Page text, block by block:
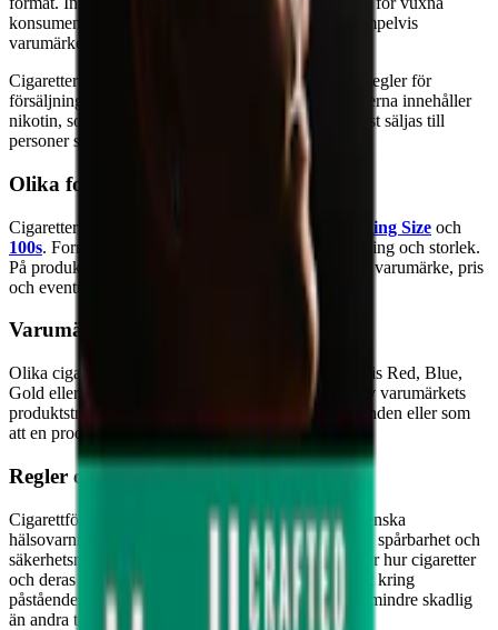
konsumenter att skilja mellan produkter utifrån exempelvis
varumärke, förpackningstyp, format och pris.
Cigaretter är tobaksvaror och omfattas av särskilda regler för
försäljning, märkning och marknadsföring. Produkterna innehåller
nikotin, som är beroendeframkallande, och får endast säljas till
personer som har fyllt 18 år.
Olika format på cigaretter
Cigaretter förekommer i olika format, till exempel King Size och
100s. Formatet beskriver främst produktens utformning och storlek.
På produktsidan framgår respektive produkts namn, varumärke, pris
och eventuell förpackningsinformation.
Varumärken och produktnamn
Olika cigarettprodukter kan ha namn som exempelvis Red, Blue,
Gold eller liknande. Dessa benämningar är en del av varumärkets
produktstruktur och ska inte tolkas som hälsopåståenden eller som
att en produkt är mindre skadlig än en annan.
Regler och märkning
Cigarettförpackningar som säljs i Sverige ska ha svenska
hälsovarningar och följa gällande krav på märkning, spårbarhet och
säkerhetsmärkning. Det finns även begränsningar för hur cigaretter
och deras förpackningar får presenteras, bland annat kring
påståenden som kan ge intryck av att en produkt är mindre skadlig
än andra tobaksvaror.